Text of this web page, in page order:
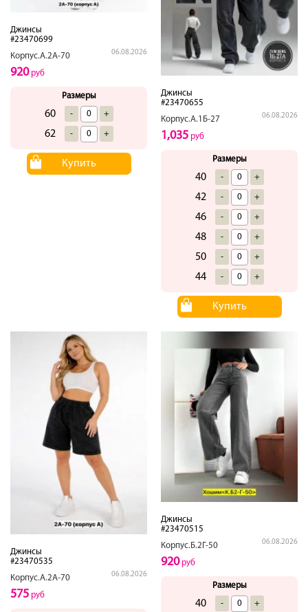
Джинсы
#23470699
Корпус.А.2А-70
06.08.2026
920руб
Размеры
60 - +
62 - +
Купить
Джинсы
#23470655
Корпус.А.1Б-27
06.08.2026
1,035 руб
Размеры
40 - +
42 - +
46 - +
48 - +
50 - +
44 - +
Купить
Джинсы
#23470535
Корпус.А.2А-70
06.08.2026
575 руб
Джинсы
#23470515
Корпус.Б.2Г-50
06.08.2026
920руб
Размеры
40 - +